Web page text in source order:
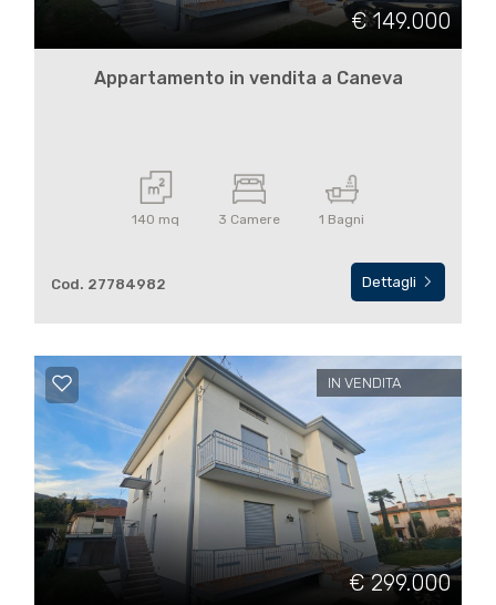
€ 149.000
Appartamento in vendita a Caneva
140 mq 3 Camere 1 Bagni
Cod. 27784982 Dettagli
IN VENDITA
€ 299.000
CONTATTI
Provincia
multiscelta
Qualsiasi
Residenziali
Commerciali